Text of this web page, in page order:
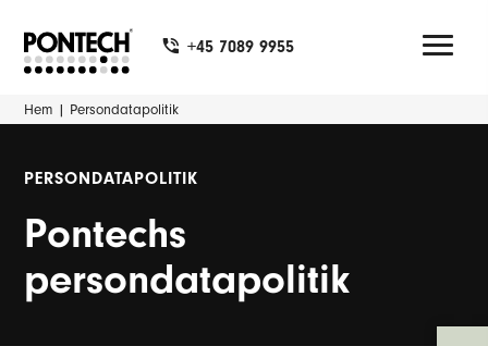
+45 7089 9955
Hem | Persondatapolitik
PERSONDATAPOLITIK
Pontechs
persondatapolitik